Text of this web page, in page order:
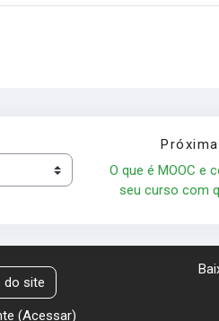
O que é MOOC e
seu curso com
do site
(Acessar)